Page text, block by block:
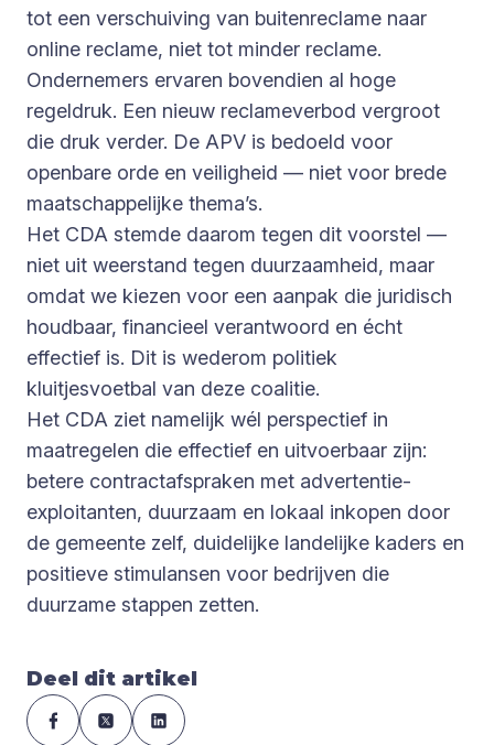
tot een verschuiving van buitenreclame naar
online reclame, niet tot minder reclame.
Ondernemers ervaren bovendien al hoge
regeldruk. Een nieuw reclameverbod vergroot
die druk verder. De APV is bedoeld voor
openbare orde en veiligheid — niet voor brede
maatschappelijke thema’s.
Het CDA stemde daarom tegen dit voorstel —
niet uit weerstand tegen duurzaamheid, maar
omdat we kiezen voor een aanpak die juridisch
houdbaar, financieel verantwoord en écht
effectief is. Dit is wederom politiek
kluitjesvoetbal van deze coalitie.
Het CDA ziet namelijk wél perspectief in
maatregelen die effectief en uitvoerbaar zijn:
betere contractafspraken met advertentie-
exploitanten, duurzaam en lokaal inkopen door
de gemeente zelf, duidelijke landelijke kaders en
positieve stimulansen voor bedrijven die
duurzame stappen zetten.
Deel dit artikel